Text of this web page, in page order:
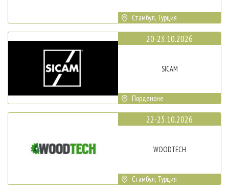
Стамбул, Турция
20-23.10.2026
SICAM
Порденоне
22-25.10.2026
WOODTECH
Стамбул, Турция